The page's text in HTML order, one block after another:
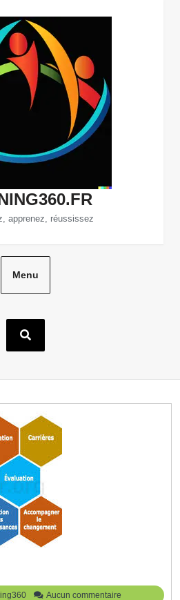
apprenez, réussissez
Menu
training360
Aucun commentaire